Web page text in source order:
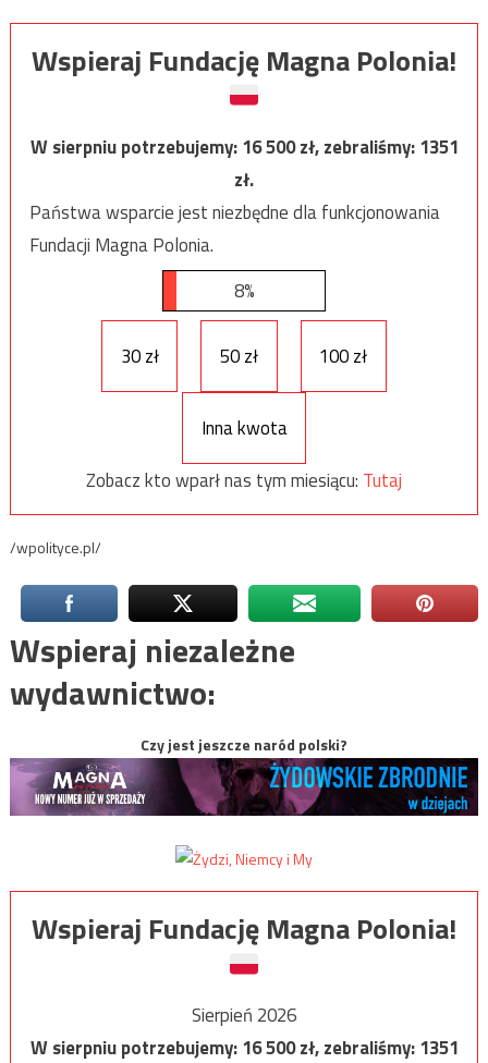
Wspieraj Fundację Magna Polonia!
W sierpniu potrzebujemy:16 500zł, zebraliśmy:1351
zł.
Państwa wsparcie jest niezbędne dla funkcjonowania
Fundacji Magna Polonia.
8%
30 zł 50 zł 100 zł
Inna kwota
Zobacz kto wparł nas tym miesiącu: Tutaj
/wpolityce.pl/
Wspieraj niezależne
wydawnictwo:
Czy jest jeszcze naród polski?
Wspieraj Fundację Magna Polonia!
Sierpień 2026
W sierpniu potrzebujemy:16 500zł, zebraliśmy:1351